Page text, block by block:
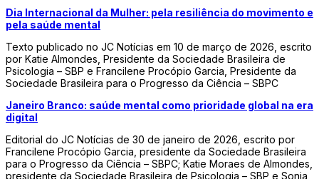
Dia Internacional da Mulher: pela resiliência do movimento e
pela saúde mental
Texto publicado no JC Notícias em 10 de março de 2026, escrito
por Katie Almondes, Presidente da Sociedade Brasileira de
Psicologia – SBP e Francilene Procópio Garcia, Presidente da
Sociedade Brasileira para o Progresso da Ciência – SBPC
Janeiro Branco: saúde mental como prioridade global na era
digital
Editorial do JC Notícias de 30 de janeiro de 2026, escrito por
Francilene Procópio Garcia, presidente da Sociedade Brasileira
para o Progresso da Ciência – SBPC; Katie Moraes de Almondes,
presidente da Sociedade Brasileira de Psicologia – SBP e Sonia